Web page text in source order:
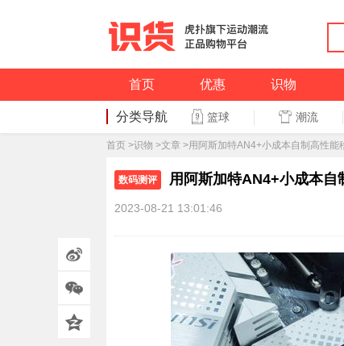
首页 优惠 识物
分类导航 篮球 潮流
首页 >识物 >文章 >用阿斯加特AN4+小成本自制高性能
数码测评 用阿斯加特AN4+小成本自
2023-08-21 13:01:46